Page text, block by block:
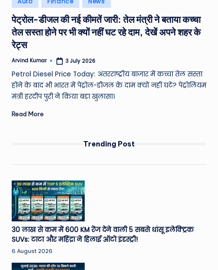
e
a
t
h
er
,
T
e
h
&
M
o
vi
e
N
e
in
पेट्रोल-डीजल की नई कीमतें जारी: तेल मंत्री ने बताया कच्चा
तेल सस्ता होने पर भी क्यों नहीं घट रहे दाम, देखें अपने शहर के
रेट्स
Posted
Arvind Kumar 3 July 2026
Petrol Diesel Price Today: अंतरराष्ट्रीय बाजार में कच्चा तेल सस्ता
होने के बाद भी भारत में पेट्रोल-डीजल के दाम क्यों नहीं घटे? पेट्रोलियम
मंत्री हरदीप पुरी ने किया बड़ा खुलासा।
Read More
Trending Post
30 लाख से कम में 600 KM रेंज देने वाली 5 सबसे धांसू इलेक्ट्रिक
SUVs: टाटा और महिंद्रा ने हिलाई ऑटो इंडस्ट्री!
6 August 2026